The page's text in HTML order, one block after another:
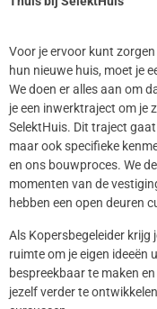
Voor je ervoor kunt
hun nieuwe huis, moet je
We doen er alles aan om
je een inwerktraject om je
SelektHuis. Dit traject
maar ook specifieke
en ons bouwproces. We
momenten van de
hebben een open deuren
Als Kopersbegeleider krijg
ruimte om je eigen ideeën
bespreekbaar te maken
jezelf verder te